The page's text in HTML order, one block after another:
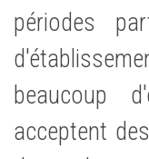
périodes
beaucoup
acceptent